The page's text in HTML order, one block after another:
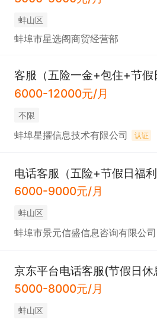
蚌山区
蚌埠市星选阁商贸经营部
客服（五险一金+包住+节假
6000-12000元/月
不限
蚌埠星擢信息技术有限公司 认证
电话客服（五险+节假日福利
6000-9000元/月
蚌山区
蚌埠市景元信盛信息咨询有限公司
京东平台电话客服(节假日休
5000-8000元/月
蚌山区